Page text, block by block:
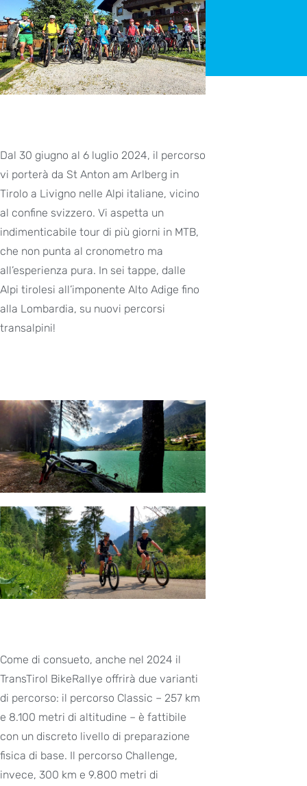
Dal 30 giugno al 6 luglio 2024, il percorso
vi porterà da St Anton am Arlberg in
Tirolo a Livigno nelle Alpi italiane, vicino
al confine svizzero. Vi aspetta un
indimenticabile tour di più giorni in MTB,
che non punta al cronometro ma
all’esperienza pura. In sei tappe, dalle
Alpi tirolesi all’imponente Alto Adige fino
alla Lombardia, su nuovi percorsi
transalpini!
Come di consueto, anche nel 2024 il
TransTirol BikeRallye offrirà due varianti
di percorso: il percorso Classic – 257 km
e 8.100 metri di altitudine – è fattibile
con un discreto livello di preparazione
fisica di base. Il percorso Challenge,
invece, 300 km e 9.800 metri di